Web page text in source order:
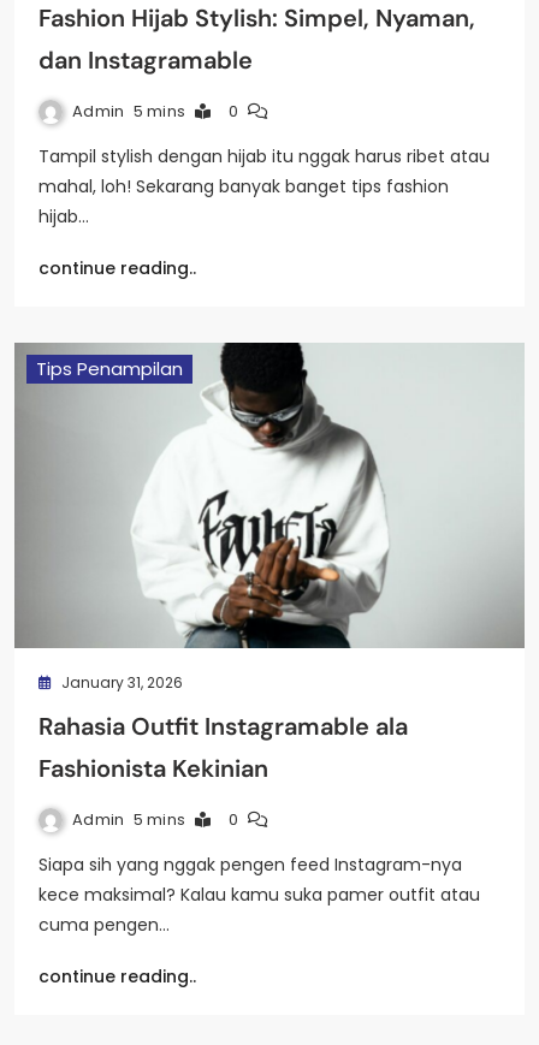
Fashion Hijab Stylish: Simpel, Nyaman,
dan Instagramable
Admin 5 mins 0
Tampil stylish dengan hijab itu nggak harus ribet atau
mahal, loh! Sekarang banyak banget tips fashion
hijab…
continue reading..
Tips Penampilan
January 31, 2026
Rahasia Outfit Instagramable ala
Fashionista Kekinian
Admin 5 mins 0
Siapa sih yang nggak pengen feed Instagram-nya
kece maksimal? Kalau kamu suka pamer outfit atau
cuma pengen…
continue reading..